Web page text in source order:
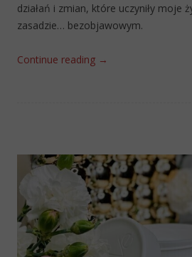
działań i zmian, które uczyniły moje
zasadzie… bezobjawowym.
Continue reading →